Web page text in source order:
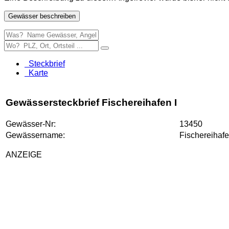
Gewässer beschreiben
Steckbrief
Karte
Gewässersteckbrief Fischereihafen I
Gewässer-Nr:
13450
Gewässername:
ANZEIGE